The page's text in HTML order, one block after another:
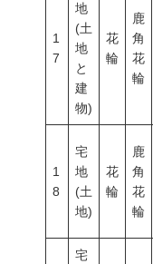
1
7
地
(土
地
と
建
物)
花
輪
鹿
角
花
輪
1
8
宅
地
(土
地)
花
輪
鹿
角
花
輪
宅